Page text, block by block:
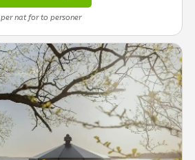
per nat for to personer